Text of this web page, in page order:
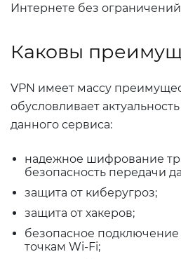
Интернете без
Каковы
VPN имеет массу
обусловливает
данного сервиса:
надежное шифрование
безопасность передачи
защита от киберугроз;
защита от хакеров;
безопасное
точкам Wi-Fi;